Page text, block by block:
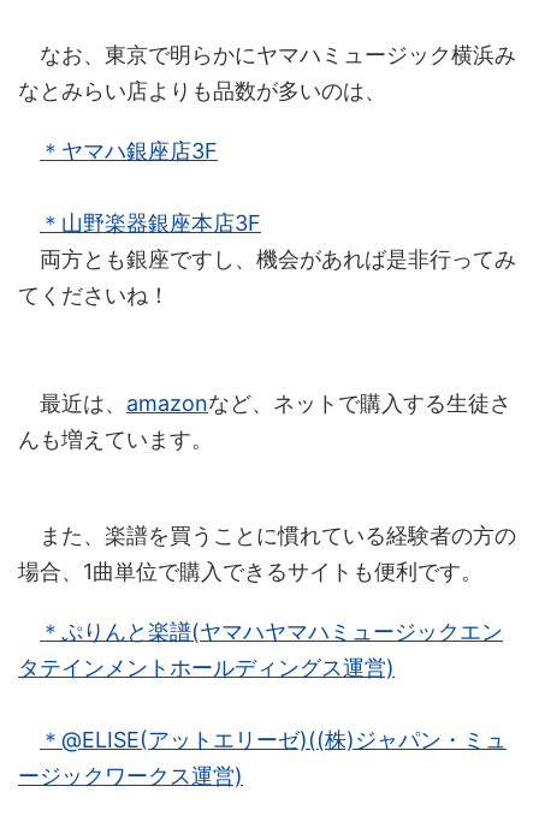
なお、東京で明らかにヤマハミュージック横浜み
なとみらい店よりも品数が多いのは、
＊ヤマハ銀座店3F
＊山野楽器銀座本店3F
両方とも銀座ですし、機会があれば是非行ってみ
てくださいね！
最近は、 amazonなど、ネットで購入する生徒さ
んも増えています。
また、楽譜を買うことに慣れている経験者の方の
場合、1曲単位で購入できるサイトも便利です。
＊ぷりんと楽譜(ヤマハヤマハミュージックエン
タテインメントホールディングス運営)
＊@ELISE(アットエリーゼ)((株)ジャパン・ミュ
ージックワークス運営)